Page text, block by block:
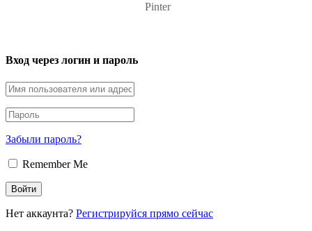
Pinter
Вход через логин и пароль
Забыли пароль?
Remember Me
Нет аккаунта? Регистрируйся прямо сейчас